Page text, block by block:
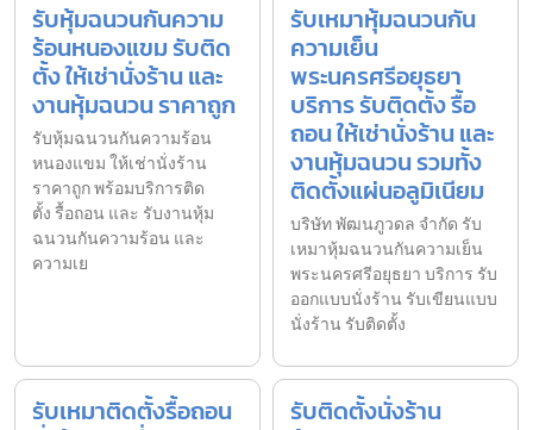
รับหุ้มฉนวนกันความ
ร้อนหนองแขม รับติด
ตั้ง ให้เช่านั่งร้าน และ
งานหุ้มฉนวน ราคาถูก
รับหุ้มฉนวนกันความร้อน
หนองแขม ให้เช่านั่งร้าน
ราคาถูก พร้อมบริการติด
ตั้ง รื้อถอน และ รับงานหุ้ม
ฉนวนกันความร้อน และ
ความเย
รับเหมาหุ้มฉนวนกัน
ความเย็น
พระนครศรีอยุธยา
บริการ รับติดตั้ง รื้อ
ถอน ให้เช่านั่งร้าน และ
งานหุ้มฉนวน รวมทั้ง
ติดตั้งแผ่นอลูมิเนียม
บริษัท พัฒนภูวดล จำกัด รับ
เหมาหุ้มฉนวนกันความเย็น
พระนครศรีอยุธยา บริการ รับ
ออกแบบนั่งร้าน รับเขียนแบบ
นั่งร้าน รับติดตั้ง
รับเหมาติดตั้งรื้อถอน
รับติดตั้งนั่งร้าน